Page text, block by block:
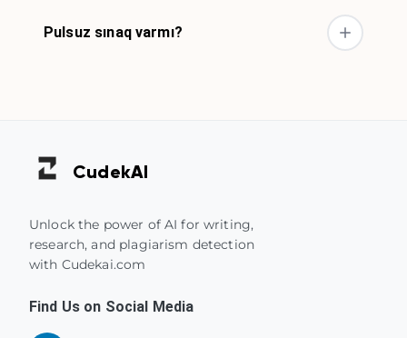
Pulsuz sınaq varmı?
CudekAI
Unlock the power of AI for writing,
research, and plagiarism detection
with Cudekai.com
Find Us on Social Media